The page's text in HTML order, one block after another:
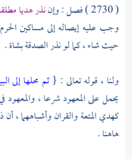
( 2730 ) فصل : وإن
نذر هديا
وجب عليه إيصاله إلى مساكين
حيث شاء ، كما لو نذر الصدقة بشاة .
ولنا ، قوله تعالى : {ثم محلها إلى
يحمل على المعهود شرعا ،
كهدي المتعة والقران وأشباههما ،
هاهنا .